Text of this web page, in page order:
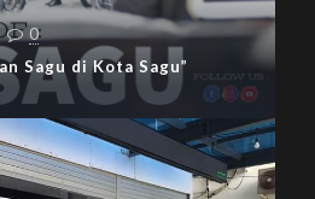
0
Sagu di Kota Sagu”